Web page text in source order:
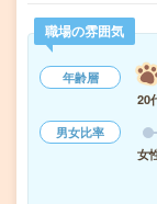
職場の雰囲気
年齢層
20
男女比率
女